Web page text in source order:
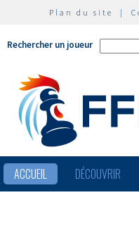
Plan du site |
Rechercher un joueur
ACCUEIL DÉCOUVRIR